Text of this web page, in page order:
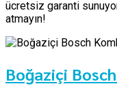
ücretsiz garanti
atmayın!
Boğaziçi